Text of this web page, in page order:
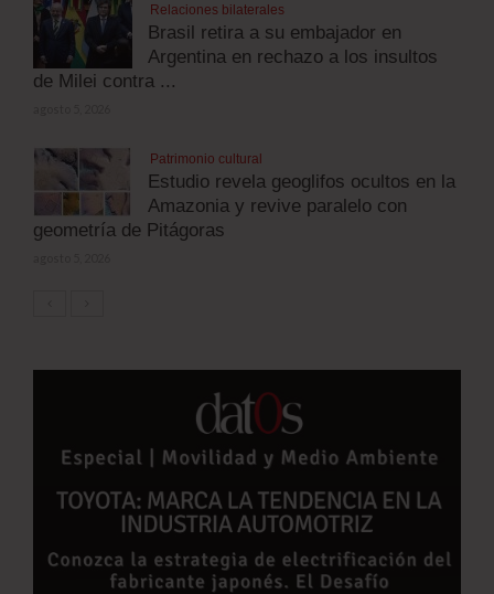
Relaciones bilaterales
Brasil retira a su embajador en
Argentina en rechazo a los insultos
de Milei contra ...
Patrimonio cultural
Estudio revela geoglifos ocultos en la
Amazonia y revive paralelo con
geometría de Pitágoras